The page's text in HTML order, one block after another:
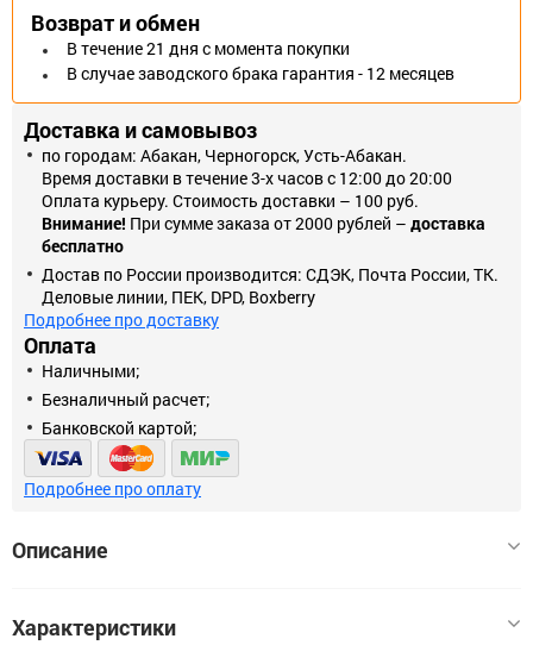
Возврат и обмен
В течение 21 дня с момента покупки
В случае заводского брака гарантия - 12 месяцев
Доставка и самовывоз
по городам: Абакан, Черногорск, Усть-Абакан.
Время доставки в течение 3-х часов с 12:00 до 20:00
Оплата курьеру. Стоимость доставки – 100 руб.
Внимание! При сумме заказа от 2000 рублей – доставка
бесплатно
Достав по России производится: СДЭК, Почта России, ТК.
Деловые линии, ПЕК, DPD, Boxberry
Подробнее про доставку
Оплата
Наличными;
Безналичный расчет;
Банковской картой;
Подробнее про оплату
Описание
выдавливания герметика из картриджа и нанесения его в
Характеристики